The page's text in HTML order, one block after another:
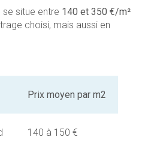
se situe entre 140 et 350 €/m²
choisi, mais aussi en
Prix moyen par m2
140 à 150 €